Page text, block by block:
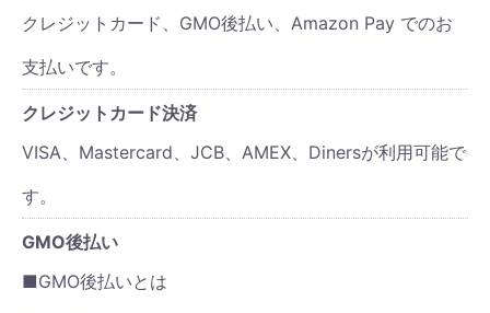
クレジットカード、GMO後払い、Amazon Pay でのお
支払いです。
クレジットカード決済
VISA、Mastercard、JCB、AMEX、Dinersが利用可能で
す。
GMO後払い
■GMO後払いとは